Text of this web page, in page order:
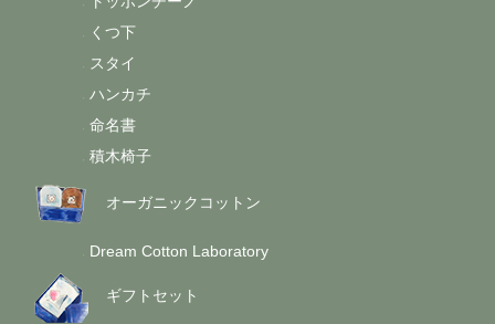
-
- くつ下
- スタイ
- ハンカチ
- 命名書
- 積木椅子
オーガニックコットン
- Dream Cotton Laboratory
ギフトセット